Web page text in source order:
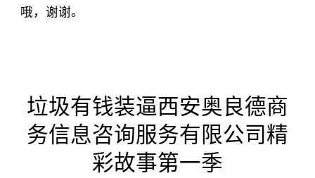
哦，谢谢。
垃圾有钱装逼西安奥良德商
务信息咨询服务有限公司精
彩故事第一季